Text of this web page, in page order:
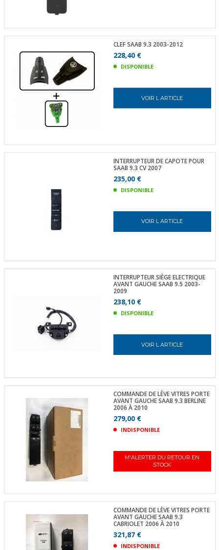
CLEF SAAB 9.3 2003-2012
228,40 €
DISPONIBLE
VOIR L ARTICLE
INTERRUPTEUR DE CAPOTE POUR
SAAB 9.3 CV 2007
235,00 €
DISPONIBLE
VOIR L ARTICLE
INTERRUPTEUR SIÈGE ELECTRIQUE
AVANT GAUCHE SAAB 9.5 2003-
2009
238,10 €
DISPONIBLE
VOIR L ARTICLE
COMMANDE DE LÈVE VITRES PORTE
AVANT GAUCHE SAAB 9.3 BERLINE
2006 À 2010
279,00 €
INDISPONIBLE
M'ALERTER DU RETOUR EN
STOCK
COMMANDE DE LÈVE VITRES PORTE
AVANT GAUCHE SAAB 9.3
CABRIOLET 2006 À 2010
321,87 €
INDISPONIBLE